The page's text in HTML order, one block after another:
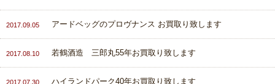
2017.09.05 アードベッグのプロヴナンス お買取り致します
2017.08.10 若鶴酒造 三郎丸55年お買取り致します
2017.07.30 ハイランドパーク40年お買取り致します